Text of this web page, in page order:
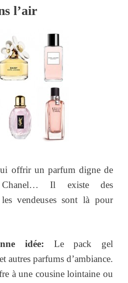
l’air
offrir un parfum digne de
Il existe des
vendeuses sont là pour
idée: Le pack gel
autres parfums d’ambiance.
à une cousine lointaine ou